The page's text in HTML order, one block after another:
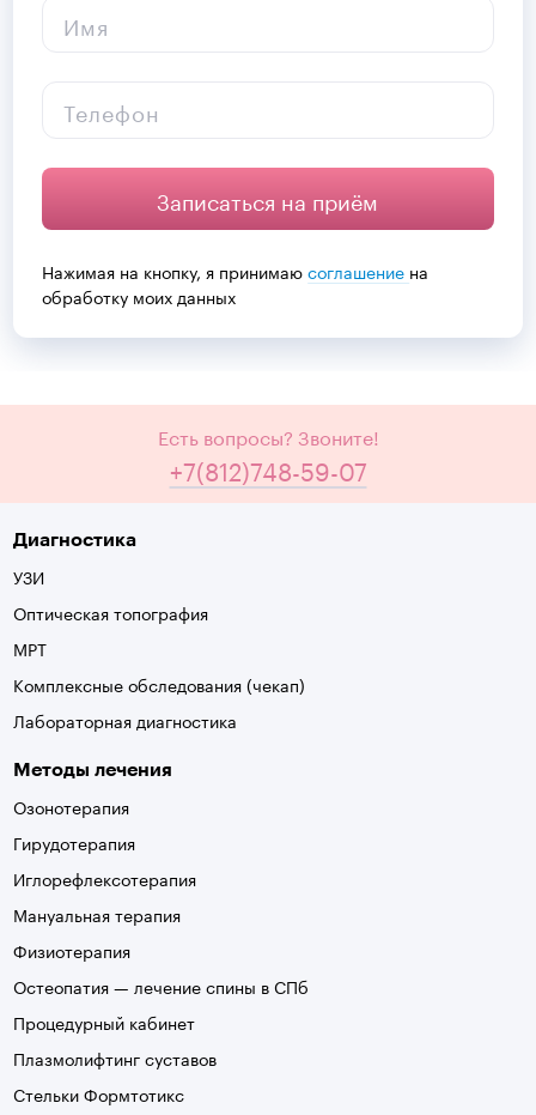
Имя
Телефон
Записаться на приём
Нажимая на кнопку, я принимаюсоглашение на
обработку моих данных
Есть вопросы? Звоните!
+7(812)748-59-07
Диагностика
УЗИ
Оптическая топография
МРТ
Комплексные обследования (чекап)
Лабораторная диагностика
Методы лечения
Озонотерапия
Гирудотерапия
Иглорефлексотерапия
Мануальная терапия
Физиотерапия
Остеопатия — лечение спины в СПб
Процедурный кабинет
Плазмолифтинг суставов
Стельки Формтотикс